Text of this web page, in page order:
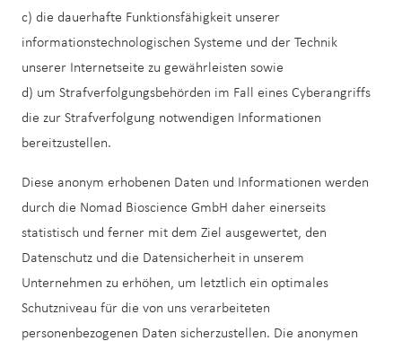
c) die dauerhafte Funktionsfähigkeit unserer
informationstechnologischen Systeme und der Technik
unserer Internetseite zu gewährleisten sowie
d) um Strafverfolgungsbehörden im Fall eines Cyberangriffs
die zur Strafverfolgung notwendigen Informationen
bereitzustellen.
Diese anonym erhobenen Daten und Informationen werden
durch die Nomad Bioscience GmbH daher einerseits
statistisch und ferner mit dem Ziel ausgewertet, den
Datenschutz und die Datensicherheit in unserem
Unternehmen zu erhöhen, um letztlich ein optimales
Schutzniveau für die von uns verarbeiteten
personenbezogenen Daten sicherzustellen. Die anonymen